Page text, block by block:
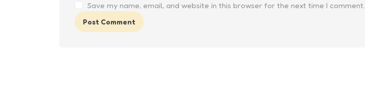
Save my name, email, and website in this browser for the next time I comment.